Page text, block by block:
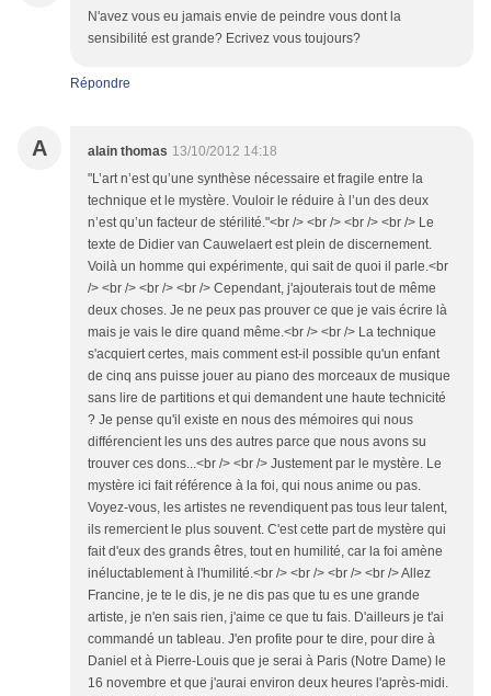
N'avez vous eu jamais envie de peindre vous dont la
sensibilité est grande? Ecrivez vous toujours?
Répondre
A alain thomas 13/10/2012 14:18
"L’art n’est qu’une synthèse nécessaire et fragile entre la
technique et le mystère. Vouloir le réduire à l’un des deux
n’est qu’un facteur de stérilité."<br /> <br /> <br /> <br /> Le
texte de Didier van Cauwelaert est plein de discernement.
Voilà un homme qui expérimente, qui sait de quoi il parle.<br
/> <br /> <br /> <br /> Cependant, j'ajouterais tout de même
deux choses. Je ne peux pas prouver ce que je vais écrire là
mais je vais le dire quand même.<br /> <br /> La technique
s'acquiert certes, mais comment est-il possible qu'un enfant
de cinq ans puisse jouer au piano des morceaux de musique
sans lire de partitions et qui demandent une haute technicité
? Je pense qu'il existe en nous des mémoires qui nous
différencient les uns des autres parce que nous avons su
trouver ces dons...<br /> <br /> Justement par le mystère. Le
mystère ici fait référence à la foi, qui nous anime ou pas.
Voyez-vous, les artistes ne revendiquent pas tous leur talent,
ils remercient le plus souvent. C'est cette part de mystère qui
fait d'eux des grands êtres, tout en humilité, car la foi amène
inéluctablement à l'humilité.<br /> <br /> <br /> <br /> Allez
Francine, je te le dis, je ne dis pas que tu es une grande
artiste, je n'en sais rien, j'aime ce que tu fais. D'ailleurs je t'ai
commandé un tableau. J'en profite pour te dire, pour dire à
Daniel et à Pierre-Louis que je serai à Paris (Notre Dame) le
16 novembre et que j'aurai environ deux heures l'après-midi.